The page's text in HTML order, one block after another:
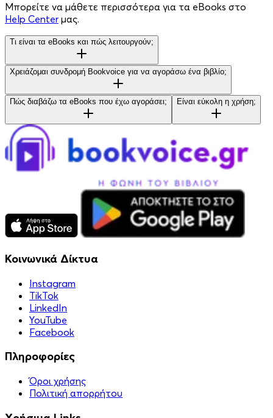
Μπορείτε να μάθετε περισσότερα για τα eBooks στο
Help Center μας.
Τι είναι τα eBooks και πώς λειτουργούν;
Χρειάζομαι συνδρομή Bookvoice για να αγοράσω ένα βιβλίο;
Πώς διαβάζω τα eBooks που έχω αγοράσει; Είναι εύκολη η χρήση;
Κοινωνικά Δίκτυα
Instagram
TikTok
LinkedIn
YouTube
Facebook
Πληροφορίες
Όροι χρήσης
Πολιτική απορρήτου